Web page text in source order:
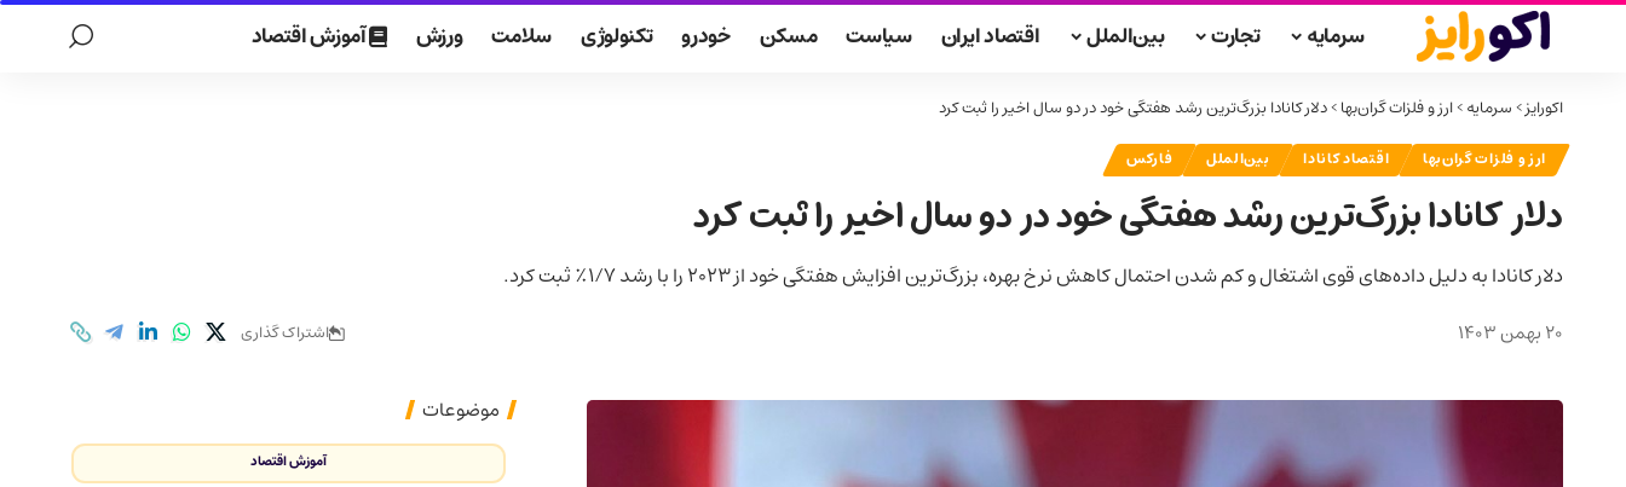
سرمایه تجارت بین‌الملل اقتصاد ایران سیاست مسکن خودرو تکنولوژی سلامت ورزش آموزش اقتصاد
اکورایز>سرمایه>ارز و فلزات گران‌بها>دلار کانادا بزرگ‌ترین رشد هفتگی خود در دو سال اخیر را ثبت کرد
ارز و فلزات گران‌بها اقتصاد کانادا بین‌الملل فارکس
دلار کانادا بزرگ‌ترین رشد هفتگی خود در دو سال اخیر را ثبت کرد
دلار کانادا به دلیل داده‌های قوی اشتغال و کم شدن احتمال کاهش نرخ بهره، بزرگ‌ترین افزایش هفتگی خود از ۲۰۲۳ را با رشد ۱/۷٪ ثبت کرد.
20 بهمن 1403 اشتراک گذاری
موضوعات
آموزش اقتصاد